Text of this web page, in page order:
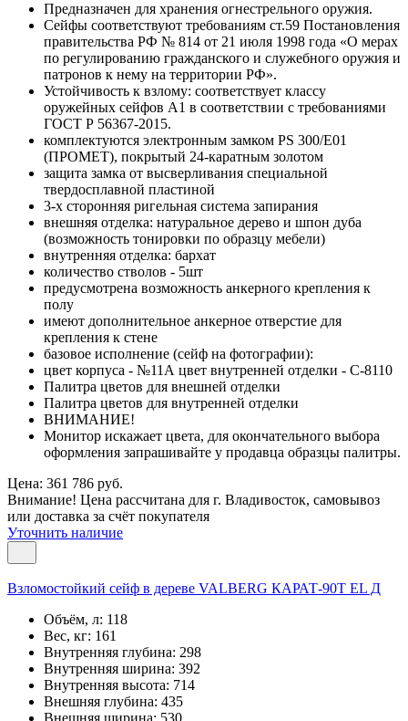
Предназначен для хранения огнестрельного оружия.
Сейфы соответствуют требованиям ст.59 Постановления
правительства РФ № 814 от 21 июля 1998 года «О мерах
по регулированию гражданского и служебного оружия и
патронов к нему на территории РФ».
Устойчивость к взлому: соответствует классу
оружейных сейфов А1 в соответствии с требованиями
ГОСТ Р 56367-2015.
комплектуются электронным замком PS 300/E01
(ПРОМЕТ), покрытый 24-каратным золотом
защита замка от высверливания специальной
твердосплавной пластиной
3-х сторонняя ригельная система запирания
внешняя отделка: натуральное дерево и шпон дуба
(возможность тонировки по образцу мебели)
внутренняя отделка: бархат
количество стволов - 5шт
предусмотрена возможность анкерного крепления к
полу
имеют дополнительное анкерное отверстие для
крепления к стене
базовое исполнение (сейф на фотографии):
цвет корпуса - №11А цвет внутренней отделки - С-8110
Палитра цветов для внешней отделки
Палитра цветов для внутренней отделки
ВНИМАНИЕ!
Монитор искажает цвета, для окончательного выбора
оформления запрашивайте у продавца образцы палитры.
Цена: 361 786 руб.
Внимание! Цена рассчитана для г. Владивосток, самовывоз
или доставка за счёт покупателя
Уточнить наличие
Взломостойкий сейф в дереве VALBERG КАРАТ-90T EL Д
Объём, л: 118
Вес, кг: 161
Внутренняя глубина: 298
Внутренняя ширина: 392
Внутренняя высота: 714
Внешняя глубина: 435
Внешняя ширина: 530